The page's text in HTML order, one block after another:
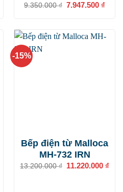
24.964.500 ₫.
9.350.000₫ Giá
7.947.500 ₫
-15%
Bếp điện từ Malloca
MH-732 IRN
13.200.000₫
Giá
11.220.000 ₫